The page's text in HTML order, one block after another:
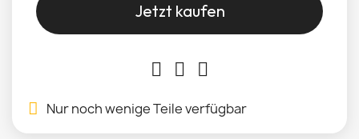
Jetzt kaufen
Nur noch wenige Teile verfügbar